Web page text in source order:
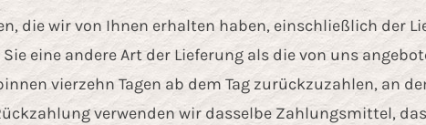
die wir von Ihnen erhalten haben, einschließlich der
eine andere Art der Lieferung als die von uns
vierzehn Tagen ab dem Tag zurückzuzahlen, an
verwenden wir dasselbe Zahlungsmittel,